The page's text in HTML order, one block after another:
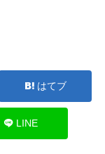
はてブ
LINE